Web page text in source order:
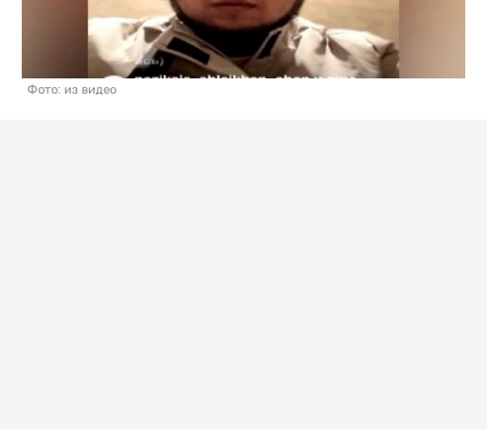
Фото: из видео